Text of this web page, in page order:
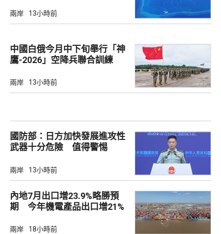
兩岸 13小時前
中國白俄今月中下旬舉行「神
鷹-2026」空降兵聯合訓練
兩岸 13小時前
國防部：日方加快發展進攻性
武器十分危險 值得警惕
兩岸 13小時前
內地7月出口增23.9%略勝預
期 今年機電產品出口增21%
兩岸 18小時前